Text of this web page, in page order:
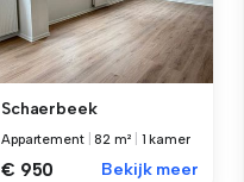
Schaerbeek
Appartement |82 m² 1 kamer
€ 950 Bekijk meer